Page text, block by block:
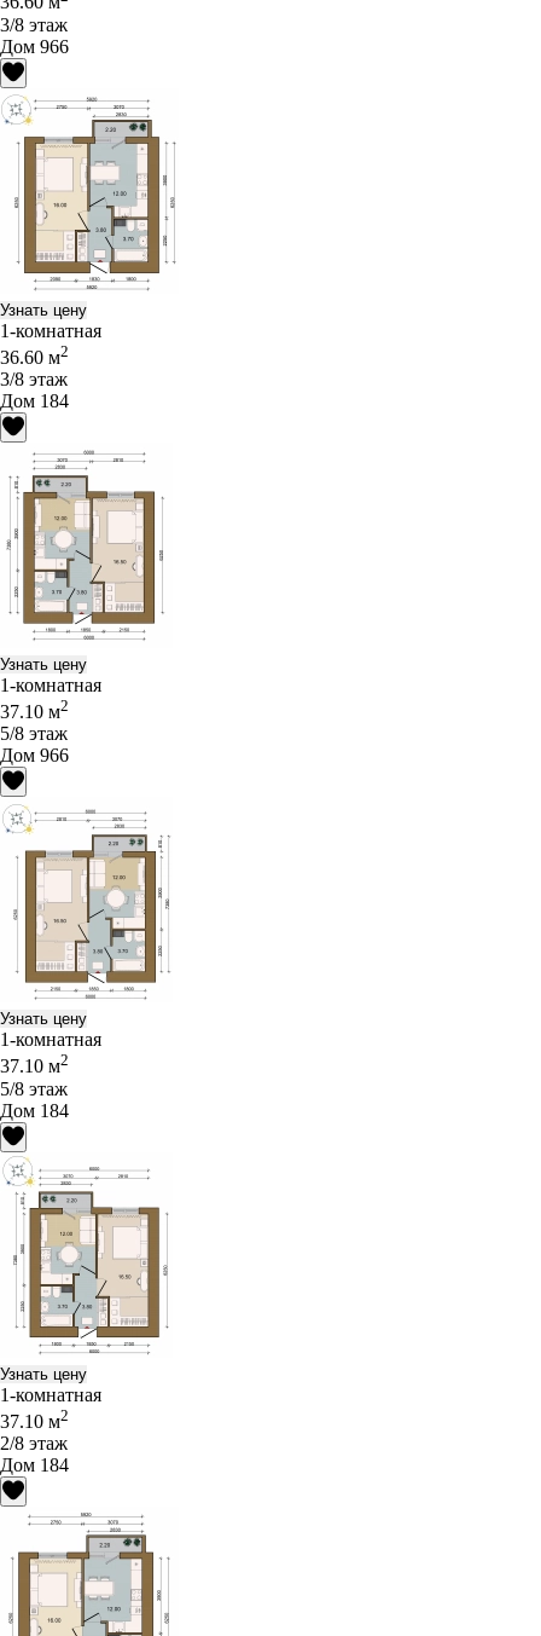
3/8 этаж
Дом 966
Узнать цену
1-комнатная
36.60 м2
3/8 этаж
Дом 184
Узнать цену
1-комнатная
37.10 м2
5/8 этаж
Дом 966
Узнать цену
1-комнатная
37.10 м2
5/8 этаж
Дом 184
Узнать цену
1-комнатная
37.10 м2
2/8 этаж
Дом 184